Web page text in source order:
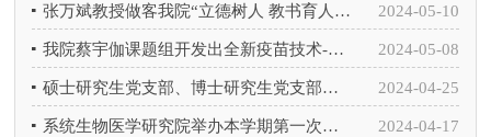
张万斌教授做客我院“立德树人 教书育人”主题系列讲座（十） 2024-05-10
我院蔡宇伽课题组开发出全新疫苗技术-DC靶向性类病毒载体 2024-05-08
硕士研究生党支部、博士研究生党支部联合开展“学习红岩革命精神”主题党日活动 2024-04-25
系统生物医学研究院举办本学期第一次科研团队沙龙活动 2024-04-17